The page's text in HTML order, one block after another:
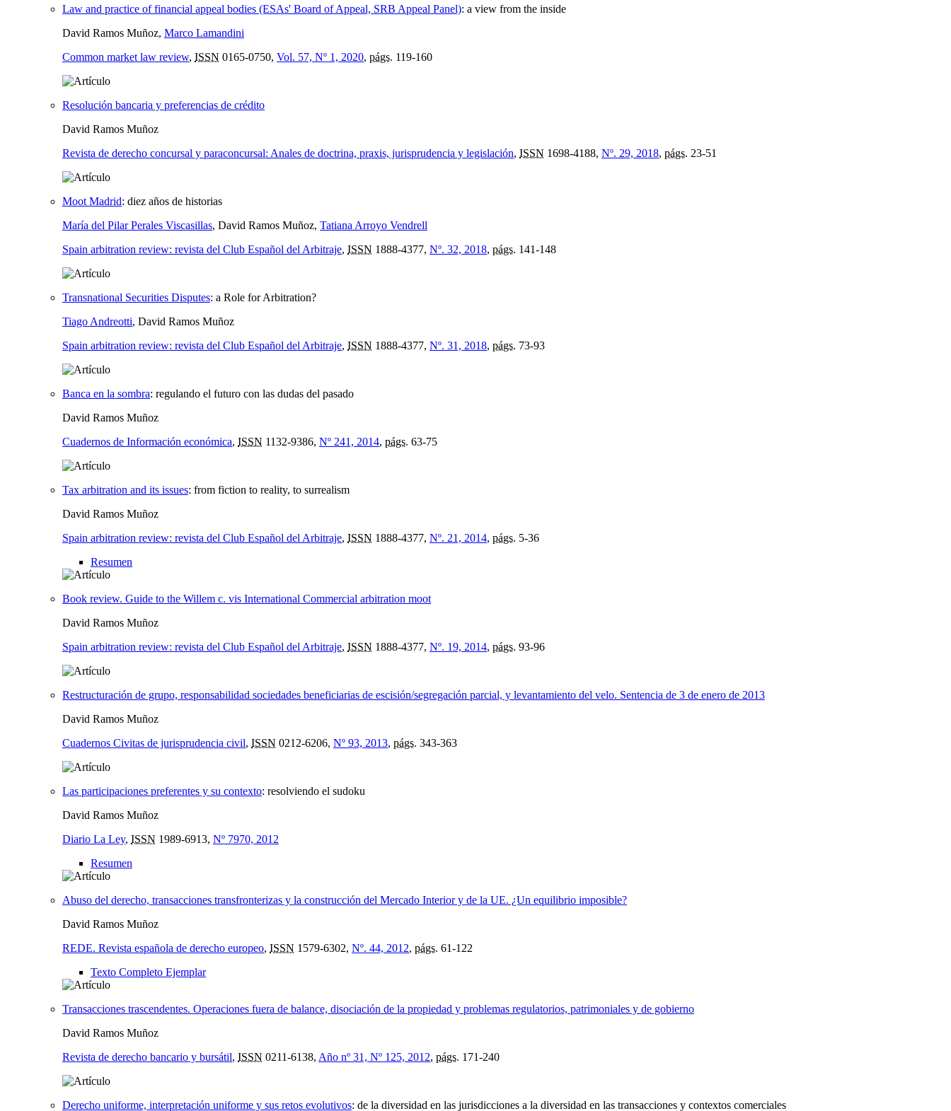
Law and practice of financial appeal bodies (ESAs' Board of Appeal, SRB Appeal Panel): a view from the inside
David Ramos Muñoz, Marco Lamandini
Common market law review, ISSN 0165-0750, Vol. 57, Nº 1, 2020, págs. 119-160
Resolución bancaria y preferencias de crédito
David Ramos Muñoz
Revista de derecho concursal y paraconcursal: Anales de doctrina, praxis, jurisprudencia y legislación, ISSN 1698-4188, Nº. 29, 2018, págs. 23-51
Moot Madrid: diez años de historias
María del Pilar Perales Viscasillas, David Ramos Muñoz, Tatiana Arroyo Vendrell
Spain arbitration review: revista del Club Español del Arbitraje, ISSN 1888-4377, Nº. 32, 2018, págs. 141-148
Transnational Securities Disputes: a Role for Arbitration?
Tiago Andreotti, David Ramos Muñoz
Spain arbitration review: revista del Club Español del Arbitraje, ISSN 1888-4377, Nº. 31, 2018, págs. 73-93
Banca en la sombra: regulando el futuro con las dudas del pasado
David Ramos Muñoz
Cuadernos de Información económica, ISSN 1132-9386, Nº 241, 2014, págs. 63-75
Tax arbitration and its issues: from fiction to reality, to surrealism
David Ramos Muñoz
Spain arbitration review: revista del Club Español del Arbitraje, ISSN 1888-4377, Nº. 21, 2014, págs. 5-36
Resumen
Book review. Guide to the Willem c. vis International Commercial arbitration moot
David Ramos Muñoz
Spain arbitration review: revista del Club Español del Arbitraje, ISSN 1888-4377, Nº. 19, 2014, págs. 93-96
Restructuración de grupo, responsabilidad sociedades beneficiarias de escisión/segregación parcial, y levantamiento del velo. Sentencia de 3 de enero de 2013
David Ramos Muñoz
Cuadernos Civitas de jurisprudencia civil, ISSN 0212-6206, Nº 93, 2013, págs. 343-363
Las participaciones preferentes y su contexto: resolviendo el sudoku
David Ramos Muñoz
Diario La Ley, ISSN 1989-6913, Nº 7970, 2012
Resumen
Abuso del derecho, transacciones transfronterizas y la construcción del Mercado Interior y de la UE. ¿Un equilibrio imposible?
David Ramos Muñoz
REDE. Revista española de derecho europeo, ISSN 1579-6302, Nº. 44, 2012, págs. 61-122
Texto Completo Ejemplar
Transacciones trascendentes. Operaciones fuera de balance, disociación de la propiedad y problemas regulatorios, patrimoniales y de gobierno
David Ramos Muñoz
Revista de derecho bancario y bursátil, ISSN 0211-6138, Año nº 31, Nº 125, 2012, págs. 171-240
Derecho uniforme, interpretación uniforme y sus retos evolutivos: de la diversidad en las jurisdicciones a la diversidad en las transacciones y contextos comerciales